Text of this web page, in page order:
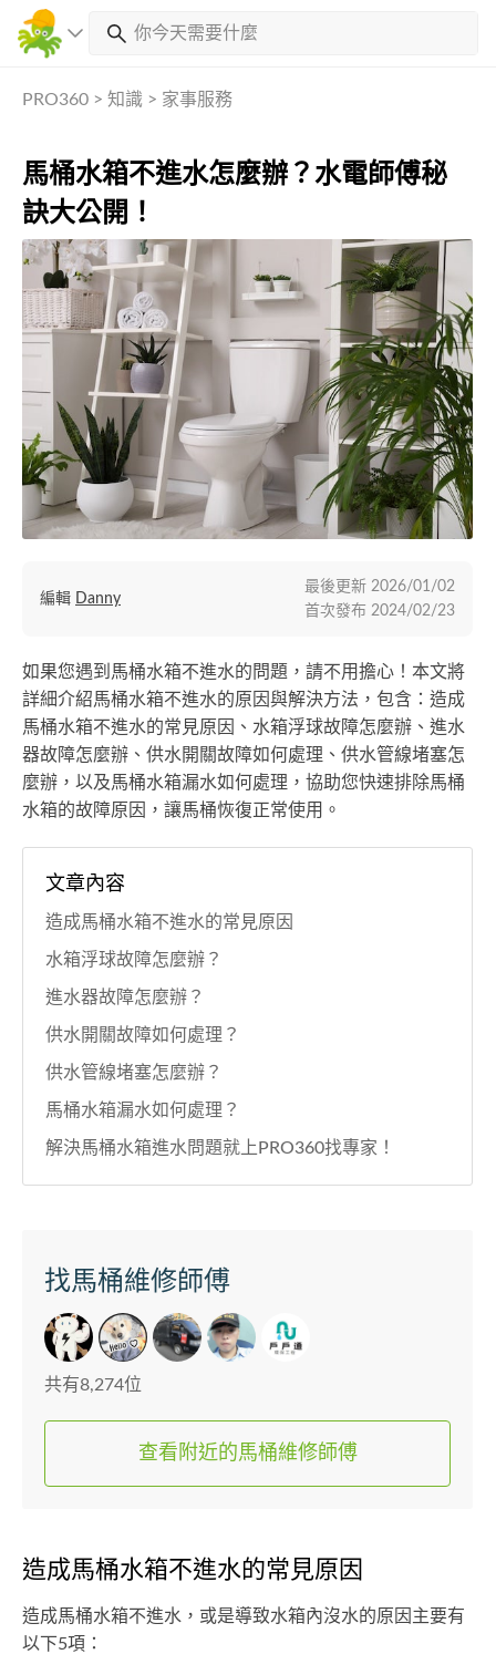
PRO360 > 知識 > 家事服務
馬桶水箱不進水怎麼辦？水電師傅秘
訣大公開！
如果您遇到馬桶水箱不進水的問題，請不用擔心！本文將
詳細介紹馬桶水箱不進水的原因與解決方法，包含：造成
馬桶水箱不進水的常見原因、水箱浮球故障怎麼辦、進水
器故障怎麼辦、供水開關故障如何處理、供水管線堵塞怎
麼辦，以及馬桶水箱漏水如何處理，協助您快速排除馬桶
水箱的故障原因，讓馬桶恢復正常使用。
編輯 Danny
最後更新 2026/01/02
首次發布 2024/02/23
文章內容
造成馬桶水箱不進水的常見原因
水箱浮球故障怎麼辦？
進水器故障怎麼辦？
供水開關故障如何處理？
供水管線堵塞怎麼辦？
馬桶水箱漏水如何處理？
解決馬桶水箱進水問題就上PRO360找專家！
找馬桶維修師傅
共有8,274位
查看附近的馬桶維修師傅
造成馬桶水箱不進水的常見原因
造成馬桶水箱不進水，或是導致水箱內沒水的原因主要有
以下5項：